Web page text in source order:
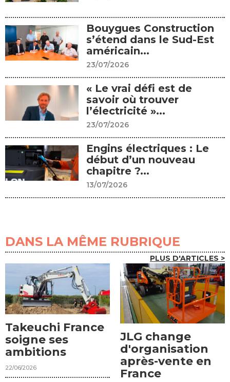
Bouygues Construction
s’étend dans le Sud-Est
américain...
23/07/2026
« Le vrai défi est de
savoir où trouver
l’électricité »...
23/07/2026
Engins électriques : Le
début d’un nouveau
chapitre ?...
13/07/2026
DANS LA MÊME RUBRIQUE
PLUS D'ARTICLES >
Takeuchi France
soigne ses
ambitions
22/06/2026
JLG change
d'organisation
après-vente en
France